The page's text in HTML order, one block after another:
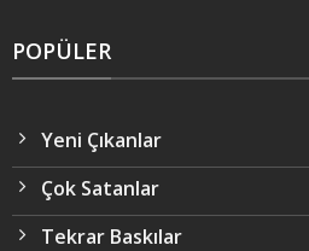
POPÜLER
Yeni Çıkanlar
Çok Satanlar
Tekrar Baskılar